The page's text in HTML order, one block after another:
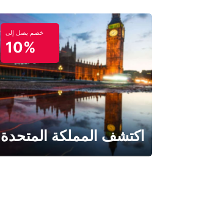
خصم يصل إلى
10%
اكتشف المملكة المتحدة